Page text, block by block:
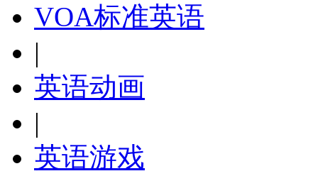
VOA标准英语
|
英语动画
|
英语游戏